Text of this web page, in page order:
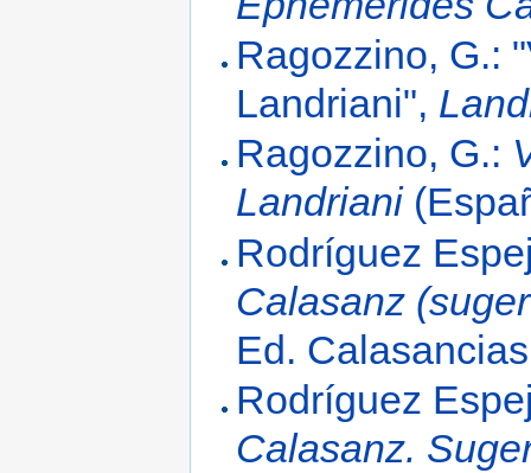
Ragozzino, G.:
Landriani",
Ragozzino, G.:
Landriani
Rodríguez
Calasanz
Ed.
Rodríguez
Calasanz.